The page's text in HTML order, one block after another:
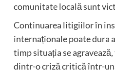
comunitate locală sunt
Continuarea litigiilor în
internaționale poate dura
timp situația se
dintr-o criză critică într-